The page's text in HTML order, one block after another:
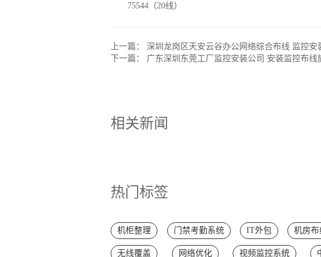
75544（20线）
上一篇：深圳龙岗区天安云谷办公网络综合布线 监控安
下一篇： 广东深圳东莞工厂监控安装公司 安装监控布线
相关新闻
热门标签
机柜整理 门禁考勤系统 IT外包 机房布
无线覆盖 网络优化 视频监控系统